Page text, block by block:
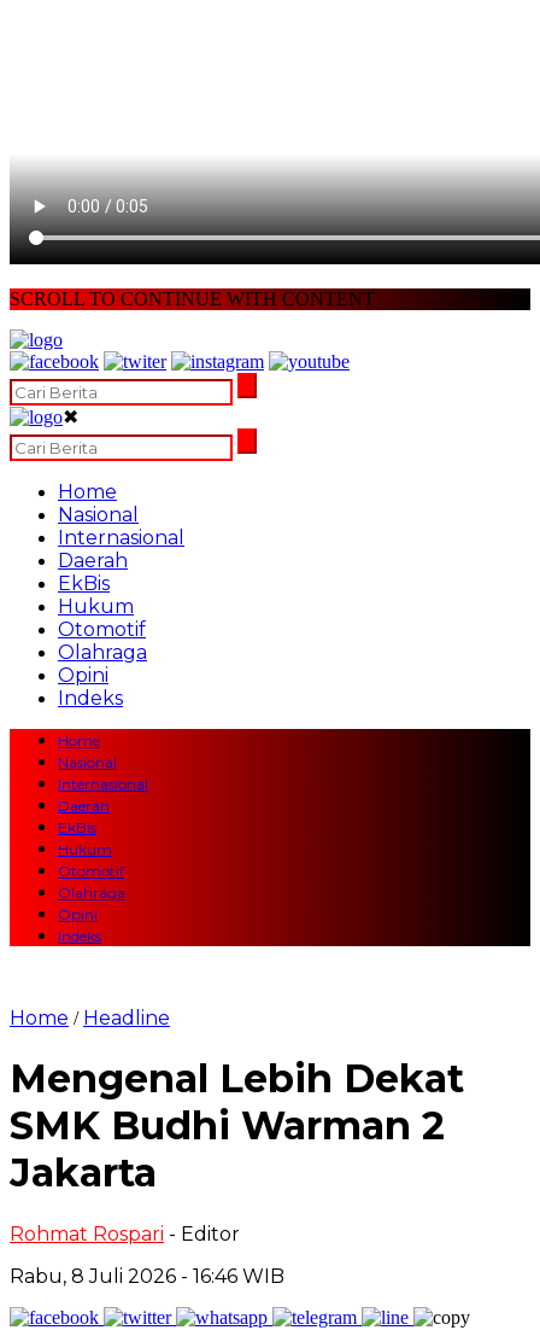
SCROLL TO CONTINUE WITH CONTENT
✖
Home
Nasional
Internasional
Daerah
EkBis
Hukum
Otomotif
Olahraga
Opini
Indeks
Home
Nasional
Internasional
Daerah
EkBis
Hukum
Otomotif
Olahraga
Opini
Indeks
Home / Headline
Mengenal Lebih Dekat
SMK Budhi Warman 2
Jakarta
Rohmat Rospari - Editor
Rabu, 8 Juli 2026 - 16:46 WIB